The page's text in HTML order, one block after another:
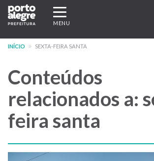
Pular
para
conteúdo
Expandir/recolher
navegação
MENU
INÍCIO SEXTA-FEIRA SANTA
Conteúdos
relacionados a:
feira santa